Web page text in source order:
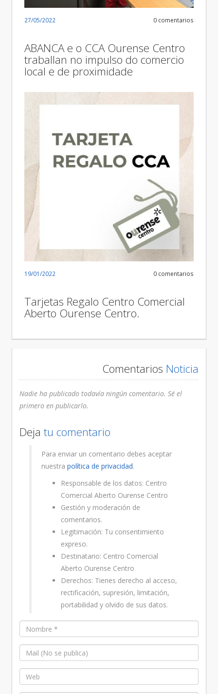
27/05/2022 0 comentarios
ABANCA e o CCA Ourense Centro
traballan no impulso do comercio
local e de proximidade
19/01/2022 0 comentarios
Tarjetas Regalo Centro Comercial
Aberto Ourense Centro.
Comentarios Noticia
Nadie ha publicado todavía ningún comentario. Sé el
primero en publicarlo.
Deja tu comentario
Para enviar un comentario debes aceptar
nuestra política de privacidad.
Responsable de los datos: Centro
Comercial Aberto Ourense Centro
Gestión y moderación de
comentarios.
Legitimación: Tu consentimiento
expreso.
Destinatario: Centro Comercial
Aberto Ourense Centro
Derechos: Tienes derecho al acceso,
rectificación, supresión, limitación,
portabilidad y olvido de sus datos.